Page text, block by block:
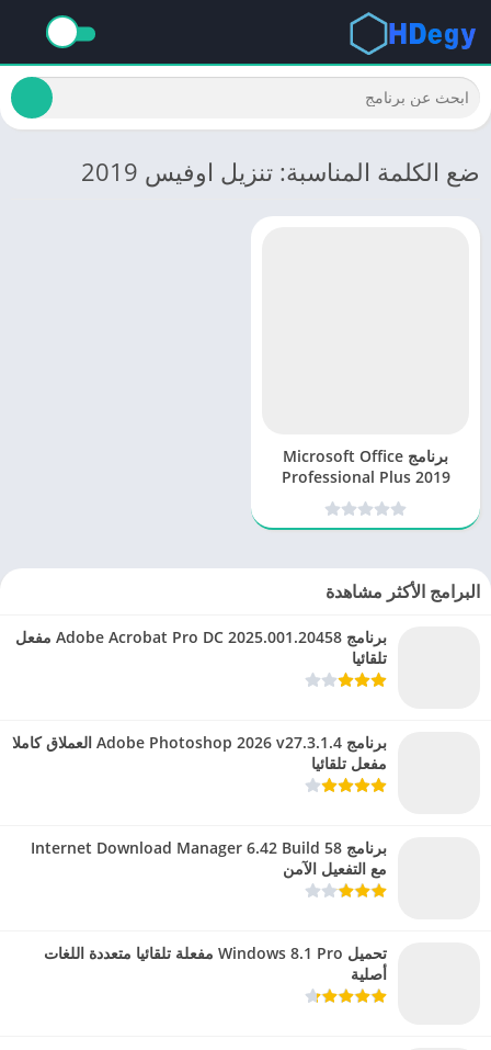
ضع الكلمة المناسبة: تنزيل اوفيس 2019
برنامج Microsoft Office
Professional Plus 2019
نسخة كاملة
البرامج الأكثر مشاهدة
برنامج Adobe Acrobat Pro DC 2025.001.20458 مفعل
تلقائيا
برنامج Adobe Photoshop 2026 v27.3.1.4 العملاق كاملا
مفعل تلقائيا
برنامج Internet Download Manager 6.42 Build 58
مع التفعيل الآمن
تحميل Windows 8.1 Pro مفعلة تلقائيا متعددة اللغات
أصلية